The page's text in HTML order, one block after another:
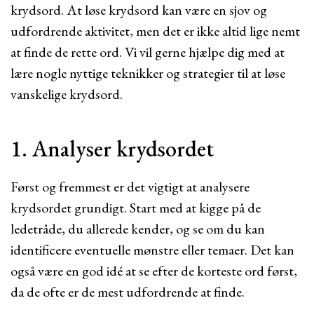
krydsord. At løse krydsord kan være en sjov og
udfordrende aktivitet, men det er ikke altid lige nemt
at finde de rette ord. Vi vil gerne hjælpe dig med at
lære nogle nyttige teknikker og strategier til at løse
vanskelige krydsord.
1. Analyser krydsordet
Først og fremmest er det vigtigt at analysere
krydsordet grundigt. Start med at kigge på de
ledetråde, du allerede kender, og se om du kan
identificere eventuelle mønstre eller temaer. Det kan
også være en god idé at se efter de korteste ord først,
da de ofte er de mest udfordrende at finde.